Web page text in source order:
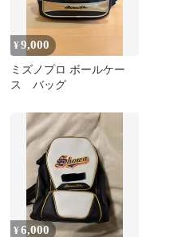
¥9,000
ミズノプロ ボールケー
ス バッグ
¥6,000